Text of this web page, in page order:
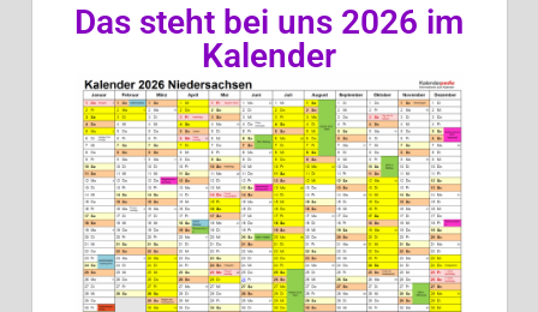
Das steht bei uns 2026 im
Kalender